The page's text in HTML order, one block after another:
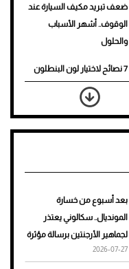
ضعف تبريد مكيف السيارة عند
الوقوف.. أشهر الأسباب
والحلول
7 نصائح لاختيار لون البنطلون
المناسب للقميص الأسود
نرى المستقبل من خلال
تصميماتنا.. كيف حجزت 1886
تمنحك فخامة استثنائية
هوى الأبطال
بعد أسبوع من خسارة
المونديال.. سكالوني يعتذر
لجماهير الأرجنتين برسالة مؤثرة
2026-07-27